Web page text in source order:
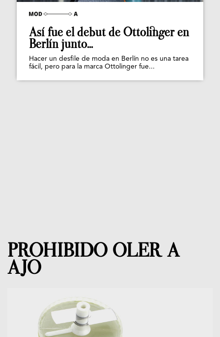
Así fue el debut de Ottolinger en
Berlín junto...
Hacer un desfile de moda en Berlín no es una tarea
fácil, pero para la marca Ottolinger fue...
PROHIBIDO OLER A
AJO